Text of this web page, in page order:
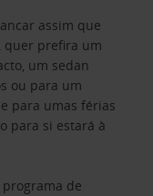
assim que
quer prefira um
um sedan
ou para um
para umas férias
para si estará à
de